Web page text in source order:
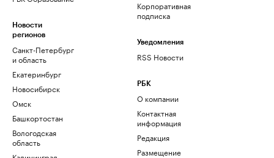
Новости
регионов
Санкт-Петербург
и область
Екатеринбург
Новосибирск
Омск
Башкортостан
Вологодская
область
Корпоративная
подписка
Уведомления
RSS Новости
РБК
О компании
Контактная
информация
Редакция
Размещение